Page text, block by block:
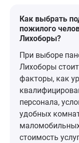
не встречала.
Как выбрать
пожилого
Лихоборы?
При выборе
Лихоборы
факторы, как
персонала,
удобных
стоимость